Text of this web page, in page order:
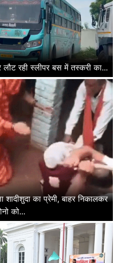
रही स्लीपर बस में तस्करी का...
का प्रेमी, बाहर निकालकर
को...